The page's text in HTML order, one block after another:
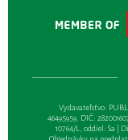
Vydavateľsťvo:
46495959, DIČ:
10764/L, oddiel: Sa |